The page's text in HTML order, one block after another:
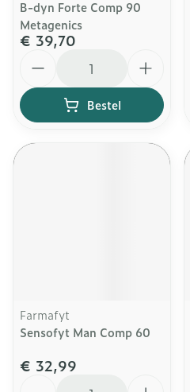
B-dyn Forte Comp 90
Metagenics
€ 39,70
Bestel
Farmafyt
Sensofyt Man Comp 60
€ 32,99